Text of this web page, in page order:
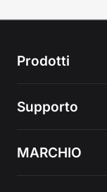
Prodotti
Supporto
MARCHIO